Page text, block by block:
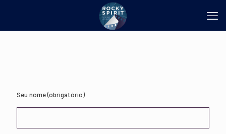
Seu nome (obrigatório)